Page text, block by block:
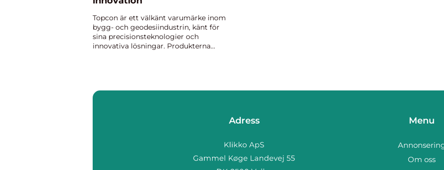
Topcon är ett välkänt varumärke inom
bygg- och geodesiindustrin, känt för
sina precisionsteknologier och
innovativa lösningar. Produkterna
Adress Menu
Om oss